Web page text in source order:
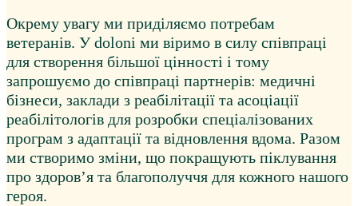
Окрему увагу ми приділяємо потребам
ветеранів. У doloni ми віримо в силу співпраці
для створення більшої цінності і тому
запрошуємо до співпраці партнерів: медичні
бізнеси, заклади з реабілітації та асоціації
реабілітологів для розробки спеціалізованих
програм з адаптації та відновлення вдома. Разом
ми створимо зміни, що покращують піклування
про здоров’я та благополуччя для кожного нашого
героя.